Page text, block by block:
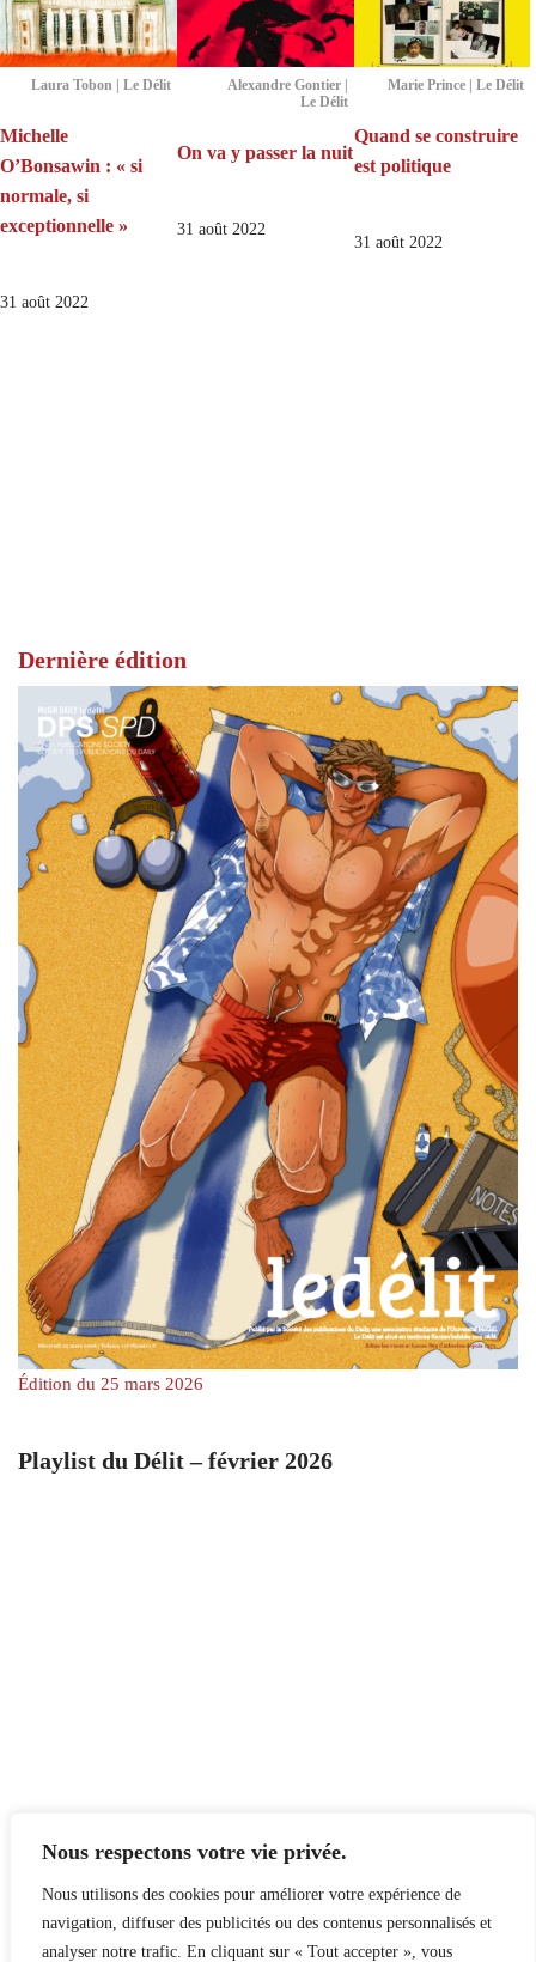
Nous respectons votre vie privée.
Nous utilisons des cookies pour améliorer votre expérience de
navigation, diffuser des publicités ou des contenus personnalisés et
analyser notre trafic. En cliquant sur « Tout accepter », vous
Laura Tobon | Le Délit
Michelle
O’Bonsawin : « si
normale, si
exceptionnelle »
31 août 2022
Alexandre Gontier |
Le Délit
On va y passer la nuit
31 août 2022
Marie Prince | Le Délit
Quand se construire
est politique
31 août 2022
Dernière édition
Édition du 25 mars 2026
Playlist du Délit – février 2026